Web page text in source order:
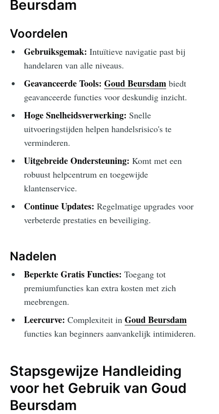
Beursdam
Voordelen
Gebruiksgemak: Intuïtieve navigatie past bij
handelaren van alle niveaus.
Geavanceerde Tools: Goud Beursdambiedt
geavanceerde functies voor deskundig inzicht.
Hoge Snelheidsverwerking: Snelle
uitvoeringstijden helpen handelsrisico's te
verminderen.
Uitgebreide Ondersteuning: Komt met een
robuust helpcentrum en toegewijde
klantenservice.
Continue Updates: Regelmatige upgrades voor
verbeterde prestaties en beveiliging.
Nadelen
Beperkte Gratis Functies: Toegang tot
premiumfuncties kan extra kosten met zich
meebrengen.
Leercurve: Complexiteit in Goud Beursdam
functies kan beginners aanvankelijk intimideren.
Stapsgewijze Handleiding
voor het Gebruik van Goud
Beursdam